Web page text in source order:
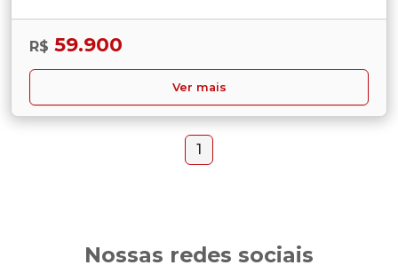
R$ 59.900
Ver mais
1
Nossas redes sociais